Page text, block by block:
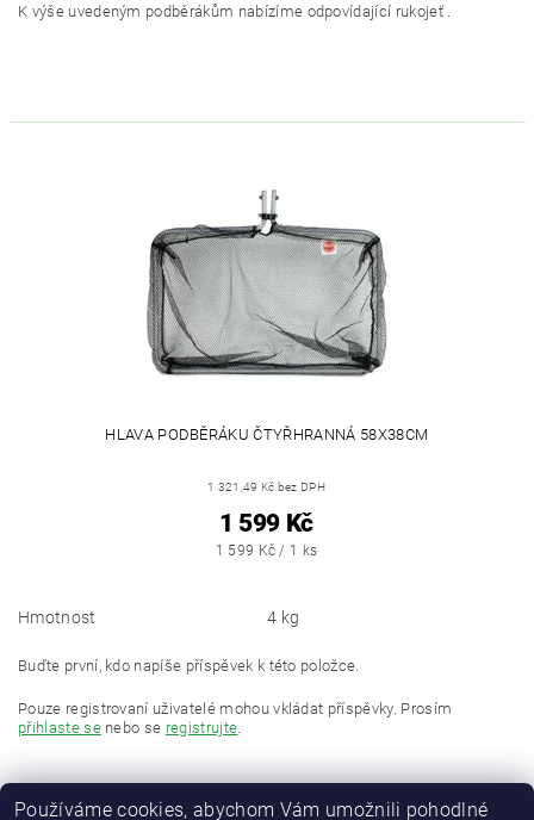
K výše uvedeným podběrákům nabízíme odpovídající rukojeť .
HLAVA PODBĚRÁKU ČTYŘHRANNÁ 58X38CM
1 321,49 Kč bez DPH
1 599 Kč
1 599 Kč / 1 ks
Hmotnost 4 kg
Buďte první, kdo napíše příspěvek k této položce.
Pouze registrovaní uživatelé mohou vkládat příspěvky. Prosím
přihlaste senebo se registrujte
Používáme cookies, abychom Vám umožnili pohodlné